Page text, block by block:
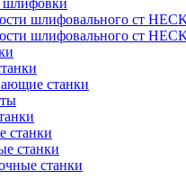
шлифовального ст
шлифовального ст
станки
станки
станки
станки